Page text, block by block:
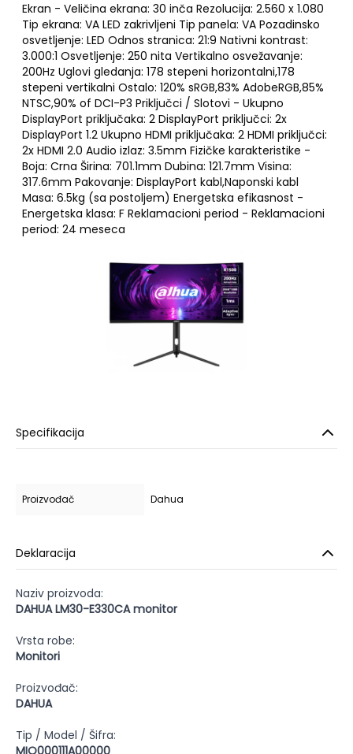
Ekran - Veličina ekrana: 30 inča Rezolucija: 2.560 x 1.080
Tip ekrana: VA LED zakrivljeni Tip panela: VA Pozadinsko
osvetljenje: LED Odnos stranica: 21:9 Nativni kontrast:
3.000:1 Osvetljenje: 250 nita Vertikalno osvežavanje:
200Hz Uglovi gledanja: 178 stepeni horizontalni,178
stepeni vertikalni Ostalo: 120% sRGB,83% AdobeRGB,85%
NTSC,90% of DCI-P3 Priključci / Slotovi - Ukupno
DisplayPort priključaka: 2 DisplayPort priključci: 2x
DisplayPort 1.2 Ukupno HDMI priključaka: 2 HDMI priključci:
2x HDMI 2.0 Audio izlaz: 3.5mm Fizičke karakteristike -
Boja: Crna Širina: 701.1mm Dubina: 121.7mm Visina:
317.6mm Pakovanje: DisplayPort kabl,Naponski kabl
Masa: 6.5kg (sa postoljem) Energetska efikasnost -
Energetska klasa: F Reklamacioni period - Reklamacioni
period: 24 meseca
Specifikacija
Proizvođač Dahua
Deklaracija
Naziv proizvoda:
DAHUA LM30-E330CA monitor
Vrsta robe:
Monitori
Proizvođač:
DAHUA
Tip / Model / Šifra:
MIO000111A00000